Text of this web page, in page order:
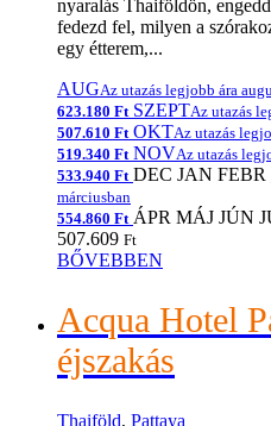
nyaralás Thaiföldön,
fedezd fel, milyen a
egy étterem,...
AUGAz utazás legjobb ára
623.180 Ft SZEPTAz utazás
507.610 Ft OKTAz utazás
519.340 Ft NOVAz utazás
533.940 Ft DEC JAN FEBR
márciusban
554.860 Ft ÁPR MÁJ JÚN
507.609 Ft
BŐVEBBEN
Acqua Hotel
éjszakás
Thaiföld, Pattaya